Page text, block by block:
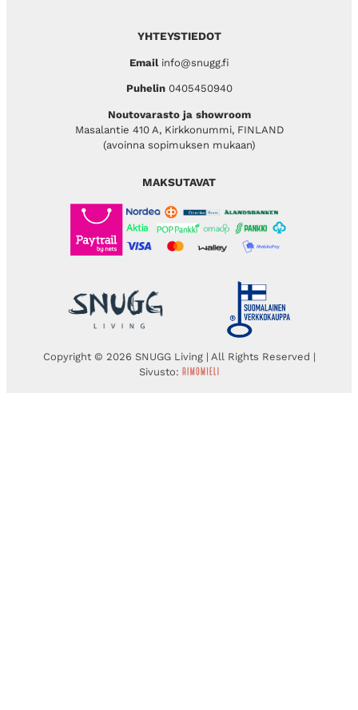
YHTEYSTIEDOT
Emailinfo@snugg.fi
Puhelin 0405450940
Noutovarasto ja showroom
Masalantie 410 A, Kirkkonummi, FINLAND
(avoinna sopimuksen mukaan)
MAKSUTAVAT
Copyright © 2026 SNUGG Living | All Rights Reserved |
Sivusto: